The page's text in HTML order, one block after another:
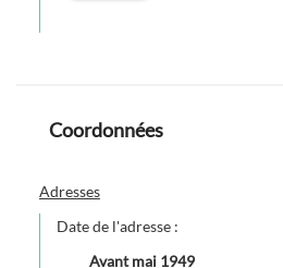
Coordonnées
Adresses
Date de l'adresse :
Avantmai 1949